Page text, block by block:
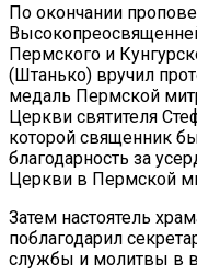
По окончании
Пермского и
(Штанько) вручил
медаль Пермской
Церкви святителя
которой священник
благодарность за
Церкви в Пермской
Затем настоятель
поблагодарил
службы и молитвы в